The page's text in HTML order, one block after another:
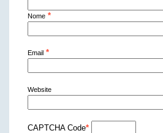
Nome *
Email *
Website
CAPTCHA Code*